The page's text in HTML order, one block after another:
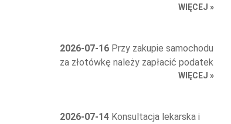
WIĘCEJ »
2026-07-16 Przy zakupie samochodu
za złotówkę należy zapłacić podatek
WIĘCEJ »
2026-07-14 Konsultacja lekarska i